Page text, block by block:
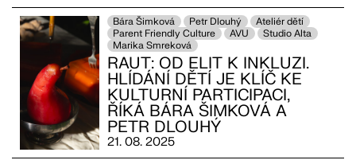
Bára Šimková Petr Dlouhý
Ateliér dětí
Parent Friendly Culture
AVU
Studio Alta
Marika Smreková
RAUT: OD ELIT K INKLUZI.
HLÍDÁNÍ DĚTÍ JE KLÍČ KE
KULTURNÍ PARTICIPACI,
ŘÍKÁ BÁRA ŠIMKOVÁ A
PETR DLOUHÝ
21. 08. 2025